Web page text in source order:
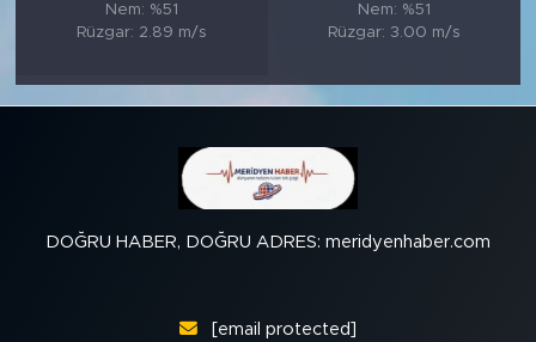
Nem: %51
Rüzgar: 2.89 m/s
Nem: %51
Rüzgar: 3.00 m/s
DOĞRU HABER, DOĞRU ADRES: meridyenhaber.com
[email protected]